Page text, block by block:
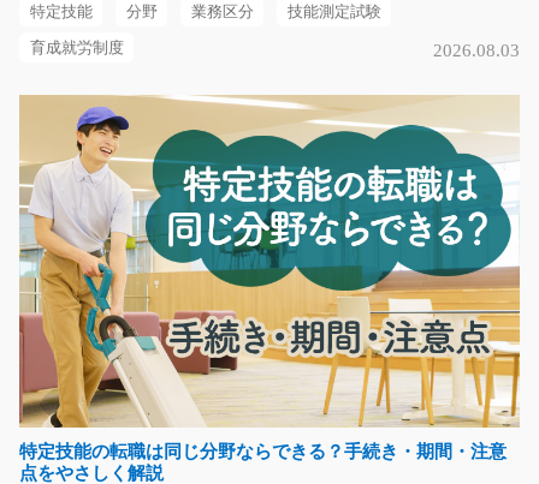
急募
≪大募集≫かんたん！！ 商品をバーコードに読みとり、
店舗ごとに商品を…
長期（3ヶ月以上）
時給1000円
熊本県上益城郡嘉島町
気になる
未経験歓迎な航空機部品加工/g01_00155
急募
特定技能 分野 業務区分 技能測定試験
育成就労制度 2026.08.03
特定技能の転職は同じ分野ならできる？手続き・期間・注意
点をやさしく解説